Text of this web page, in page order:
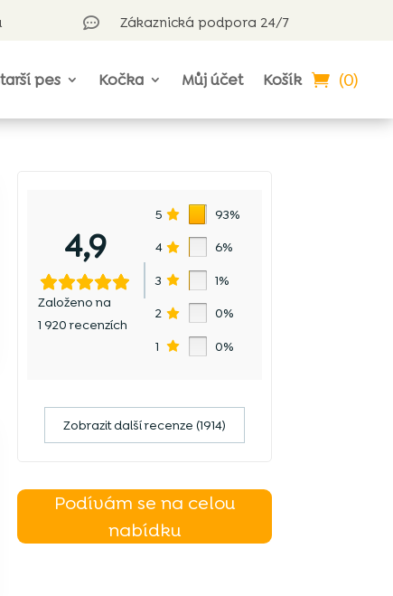
 Zákaznická podpora 24/7
pes Kočka Můj účet Košík (0)
4,9
Založeno na
1 920 recenzích
5 93%
4 6%
3 1%
2 0%
1 0%
Zobrazit další recenze (1914)
Podívám se na celou
nabídku